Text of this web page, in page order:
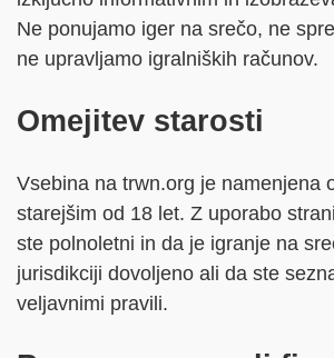
Ne ponujamo iger na srečo, ne
ne upravljamo igralniških računov.
Omejitev starosti
Vsebina na trwn.org je namenjena
starejšim od 18 let. Z uporabo
ste polnoletni in da je igranje na
jurisdikciji dovoljeno ali da ste
veljavnimi pravili.